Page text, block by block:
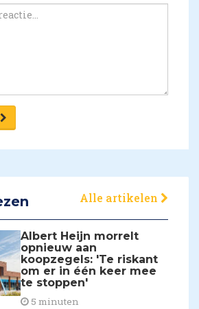
Alle artikelen
Albert Heijn morrelt
opnieuw aan
koopzegels: 'Te riskant
om er in één keer mee
te stoppen'
5 minuten